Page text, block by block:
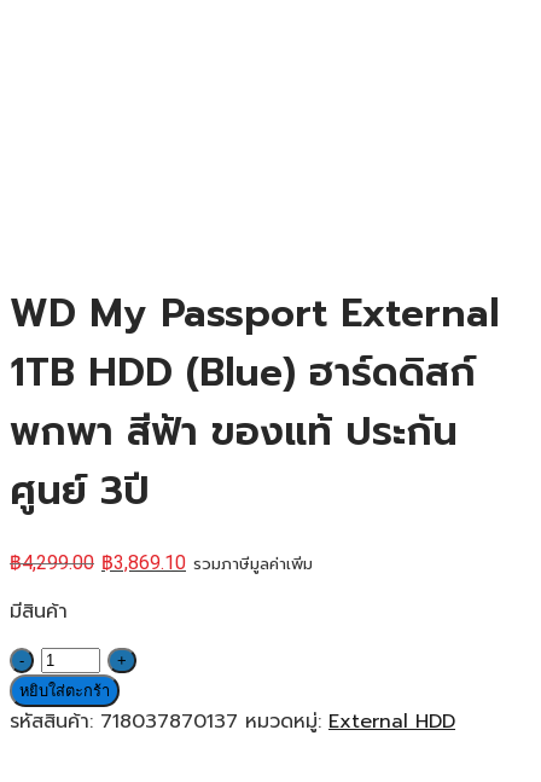
WD My Passport External
1TB HDD (Blue) ฮาร์ดดิสก์
พกพา สีฟ้า ของแท้ ประกัน
ศูนย์ 3ปี
฿4,299.00 ฿3,869.10 รวมภาษีมูลค่าเพิ่ม
มีสินค้า
จำนวน
WD
My
หยิบใส่ตะกร้า
รหัสสินค้า: 718037870137 หมวดหมู่: External HDD